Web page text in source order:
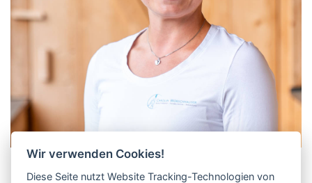
Carolin Wörschhauser
Wir verwenden Cookies!
Diese Seite nutzt Website Tracking-Technologien von